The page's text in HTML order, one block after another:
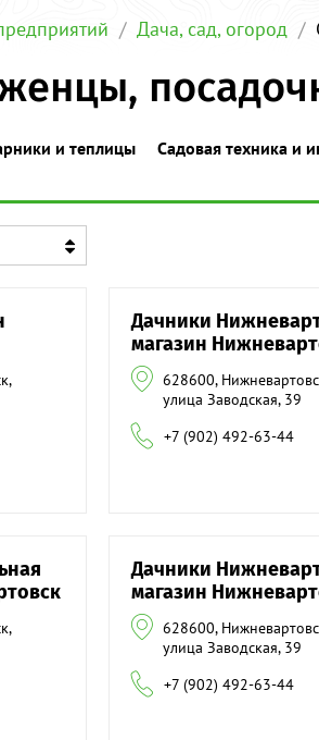
Дача, сад, огород
и теплицы Садовая техника и
Дачники
магазин
628600,
улица Заводская, 39
+7 (902) 492-63-44
Дачники
магазин
628600,
улица Заводская, 39
+7 (902) 492-63-44